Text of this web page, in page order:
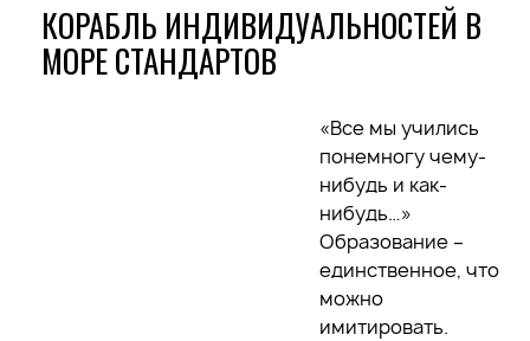
КОРАБЛЬ ИНДИВИДУАЛЬНОСТЕЙ В
МОРЕ СТАНДАРТОВ
«Все мы учились
понемногу чему-
нибудь и как-
нибудь…»
Образование –
единственное, что
можно
имитировать.